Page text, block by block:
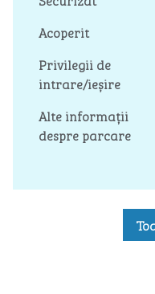
Acoperit
Privilegii de
intrare/ieșire
Alte informații
despre parcare